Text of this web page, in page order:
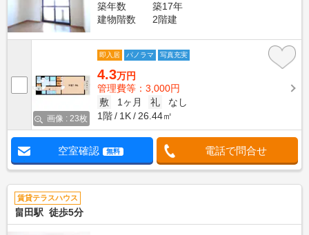
築年数
築17年
建物階数
2階建
画像 : 23枚
即入居 パノラマ 写真充実
4.3万円
管理費等：3,000円
敷
1ヶ月 礼
なし
1階
1K 26.44㎡
空室確認 無料 電話で問合せ
賃貸テラスハウス
畠田駅 徒歩5分